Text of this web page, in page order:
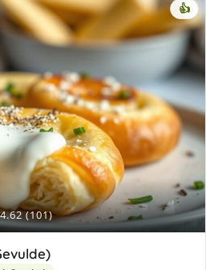
4.62 (101)
👍